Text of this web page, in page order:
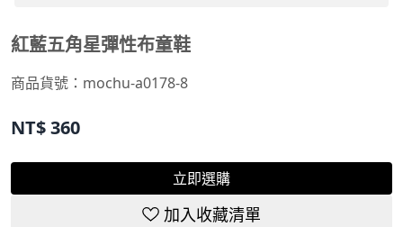
紅藍五角星彈性布童鞋
商品貨號： mochu-a0178-8
NT$360
立即選購
加入收藏清單